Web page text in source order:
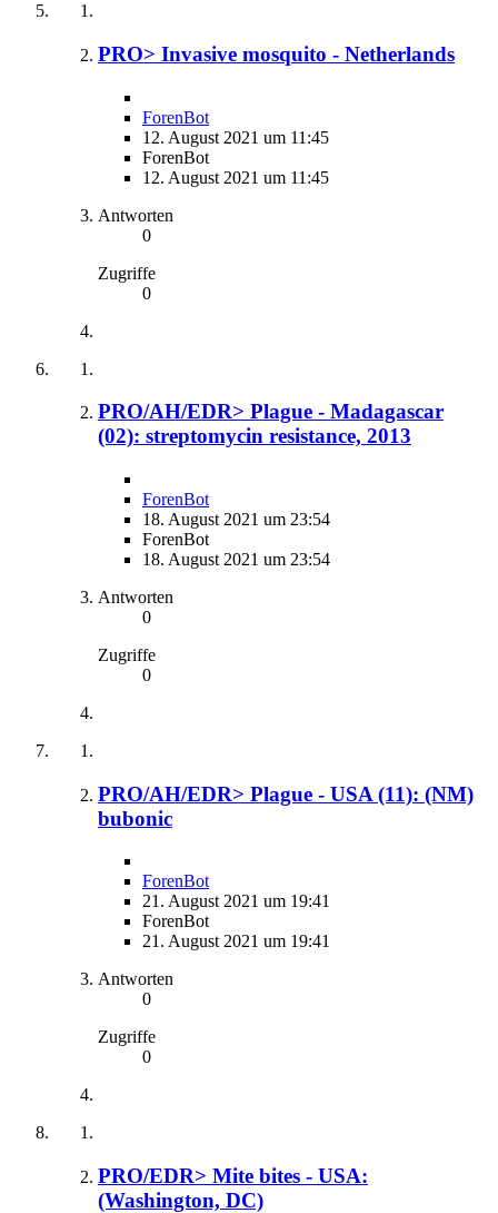
PRO> Invasive mosquito - Netherlands
ForenBot
12. August 2021 um 11:45
ForenBot
12. August 2021 um 11:45
Antworten
0
Zugriffe
0
PRO/AH/EDR> Plague - Madagascar
(02): streptomycin resistance, 2013
ForenBot
18. August 2021 um 23:54
ForenBot
18. August 2021 um 23:54
Antworten
0
Zugriffe
0
PRO/AH/EDR> Plague - USA (11): (NM)
bubonic
ForenBot
21. August 2021 um 19:41
ForenBot
21. August 2021 um 19:41
Antworten
0
Zugriffe
0
PRO/EDR> Mite bites - USA:
(Washington, DC)